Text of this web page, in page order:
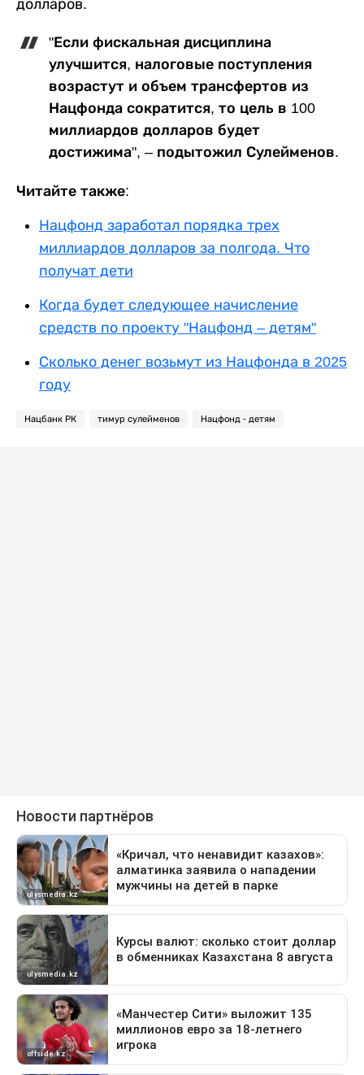
долларов.
"Если фискальная дисциплина
улучшится, налоговые поступления
возрастут и объем трансфертов из
Нацфонда сократится, то цель в 100
миллиардов долларов будет
достижима", – подытожил Сулейменов.
Читайте также:
Нацфонд заработал порядка трех
миллиардов долларов за полгода. Что
получат дети
Когда будет следующее начисление
средств по проекту "Нацфонд – детям"
Сколько денег возьмут из Нацфонда в 2025
году
Нацбанк РК тимур сулейменов Нацфонд - детям